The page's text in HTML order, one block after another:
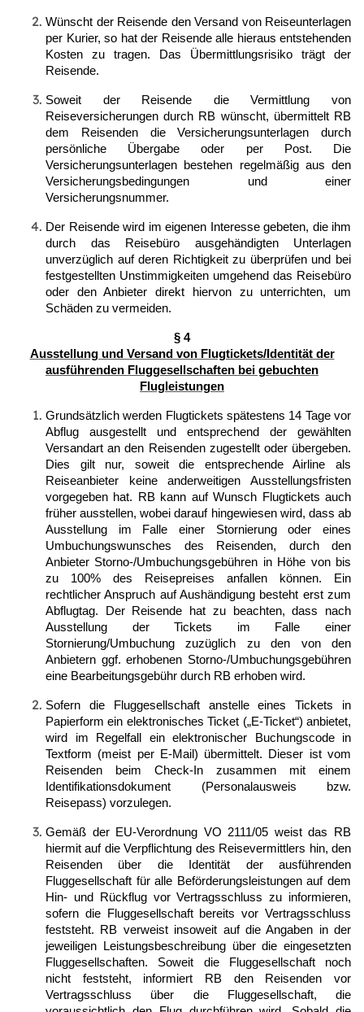
Wünscht der Reisende den Versand von Reiseunterlagen
per Kurier, so hat der Reisende alle hieraus entstehenden
Kosten zu tragen. Das Übermittlungsrisiko trägt der
Reisende.
Soweit der Reisende die Vermittlung von
Reiseversicherungen durch RB wünscht, übermittelt RB
dem Reisenden die Versicherungsunterlagen durch
persönliche Übergabe oder per Post. Die
Versicherungsunterlagen bestehen regelmäßig aus den
Versicherungsbedingungen und einer
Versicherungsnummer.
Der Reisende wird im eigenen Interesse gebeten, die ihm
durch das Reisebüro ausgehändigten Unterlagen
unverzüglich auf deren Richtigkeit zu überprüfen und bei
festgestellten Unstimmigkeiten umgehend das Reisebüro
oder den Anbieter direkt hiervon zu unterrichten, um
Schäden zu vermeiden.
§ 4
Ausstellung und Versand von Flugtickets/Identität der
ausführenden Fluggesellschaften bei gebuchten
Flugleistungen
Grundsätzlich werden Flugtickets spätestens 14 Tage vor
Abflug ausgestellt und entsprechend der gewählten
Versandart an den Reisenden zugestellt oder übergeben.
Dies gilt nur, soweit die entsprechende Airline als
Reiseanbieter keine anderweitigen Ausstellungsfristen
vorgegeben hat. RB kann auf Wunsch Flugtickets auch
früher ausstellen, wobei darauf hingewiesen wird, dass ab
Ausstellung im Falle einer Stornierung oder eines
Umbuchungswunsches des Reisenden, durch den
Anbieter Storno‑/Umbuchungsgebühren in Höhe von bis
zu 100% des Reisepreises anfallen können. Ein
rechtlicher Anspruch auf Aushändigung besteht erst zum
Abflugtag. Der Reisende hat zu beachten, dass nach
Ausstellung der Tickets im Falle einer
Stornierung/Umbuchung zuzüglich zu den von den
Anbietern ggf. erhobenen Storno‑/Umbuchungsgebühren
eine Bearbeitungsgebühr durch RB erhoben wird.
Sofern die Fluggesellschaft anstelle eines Tickets in
Papierform ein elektronisches Ticket („E-Ticket“) anbietet,
wird im Regelfall ein elektronischer Buchungscode in
Textform (meist per E-Mail) übermittelt. Dieser ist vom
Reisenden beim Check-In zusammen mit einem
Identifikationsdokument (Personalausweis bzw.
Reisepass) vorzulegen.
Gemäß der EU-Verordnung VO 2111/05 weist das RB
hiermit auf die Verpflichtung des Reisevermittlers hin, den
Reisenden über die Identität der ausführenden
Fluggesellschaft für alle Beförderungsleistungen auf dem
Hin- und Rückflug vor Vertragsschluss zu informieren,
sofern die Fluggesellschaft bereits vor Vertragsschluss
feststeht. RB verweist insoweit auf die Angaben in der
jeweiligen Leistungsbeschreibung über die eingesetzten
Fluggesellschaften. Soweit die Fluggesellschaft noch
nicht feststeht, informiert RB den Reisenden vor
Vertragsschluss über die Fluggesellschaft, die